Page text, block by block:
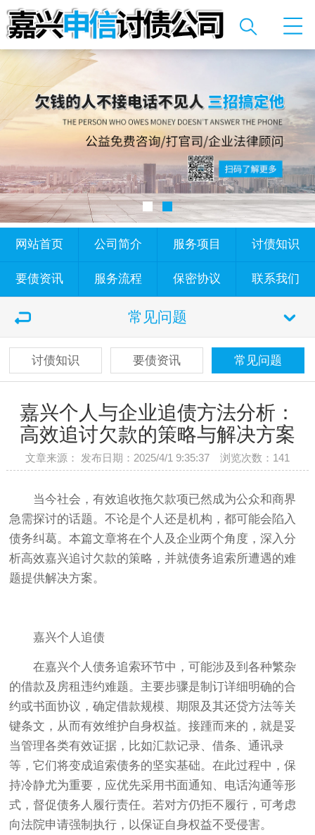
网站首页 公司简介 服务项目 讨债知识
要债资讯 服务流程 保密协议 联系我们
常见问题
讨债知识 要债资讯 常见问题
嘉兴个人与企业追债方法分析：
高效追讨欠款的策略与解决方案
文章来源： 发布日期：2025/4/1 9:35:37 浏览次数： 141
当今社会，有效追收拖欠款项已然成为公众和商界
急需探讨的话题。不论是个人还是机构，都可能会陷入
债务纠葛。本篇文章将在个人及企业两个角度，深入分
析高效嘉兴追讨欠款的策略，并就债务追索所遭遇的难
题提供解决方案。
嘉兴个人追债
在嘉兴个人债务追索环节中，可能涉及到各种繁杂
的借款及房租违约难题。主要步骤是制订详细明确的合
约或书面协议，确定借款规模、期限及其还贷方法等关
键条文，从而有效维护自身权益。接踵而来的，就是妥
当管理各类有效证据，比如汇款记录、借条、通讯录
等，它们将变成追索债务的坚实基础。在此过程中，保
持冷静尤为重要，应优先采用书面通知、电话沟通等形
式，督促债务人履行责任。若对方仍拒不履行，可考虑
向法院申请强制执行，以保证自身权益不受侵害。